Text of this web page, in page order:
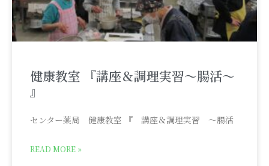
健康教室 『講座＆調理実習～腸活～
』
センター薬局 健康教室 『 講座＆調理実習 ～腸活
READ MORE »